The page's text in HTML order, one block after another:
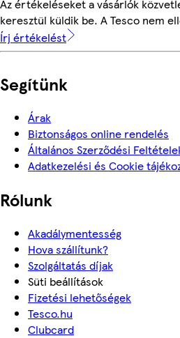
Az értékeléseket a vásárlók
keresztül küldik be. A Tesco nem
Írj értékelést
Segítünk
Árak
Biztonságos online rendelés
Általános Szerződési
Adatkezelési és Cookie
Rólunk
Akadálymentesség
Hova szállítunk?
Szolgáltatás díjak
Süti beállítások
Fizetési lehetőségek
Tesco.hu
Clubcard